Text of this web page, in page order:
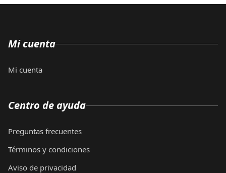
Mi cuenta
Mi cuenta
Centro de ayuda
Preguntas frecuentes
Términos y condiciones
Aviso de privacidad